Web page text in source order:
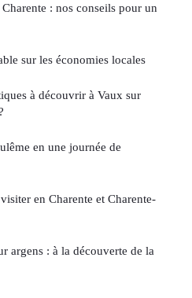
: nos conseils pour un
sur les économies locales
à découvrir à Vaux sur
en une journée de
en Charente et Charente-
argens : à la découverte de la